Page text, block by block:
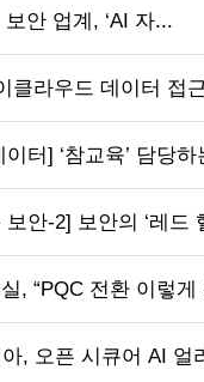
안 업계, ‘AI 자...
클라우드 데이터 접
터] ‘참교육’ 담당하
안-2] 보안의 ‘레드
, “PQC 전환 이렇게
, 오픈 시큐어 AI 얼